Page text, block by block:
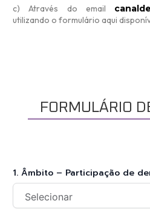
c) Através do email
utilizando o formulário aqui
FORMULÁRIO
1. Âmbito – Participação de